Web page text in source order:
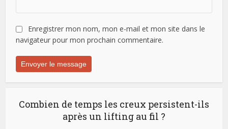
Enregistrer mon nom, mon e-mail et mon site dans le
navigateur pour mon prochain commentaire.
Combien de temps les creux persistent-ils
après un lifting au fil ?